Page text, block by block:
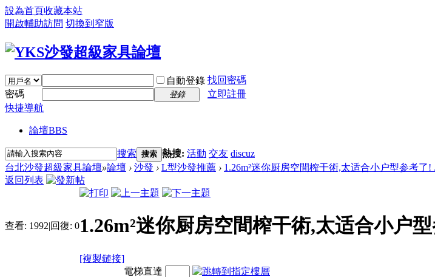
設為首頁收藏本站
開啟輔助訪問 切換到窄版
自動登錄 找回密碼
密碼
登錄
立即註冊
快捷導航
論壇BBS
搜索 搜索 熱搜: 活動 交友 discuz
台北沙發超級家具論壇»論壇 › 沙發 › L型沙發推薦 › 1.26m²迷你厨房空間榨干術,太适合小户型参考了!
返回列表
查看: 1992|回復: 01.26m²迷你厨房空間榨干術,太适合小户
[複製鏈接]
電梯直達